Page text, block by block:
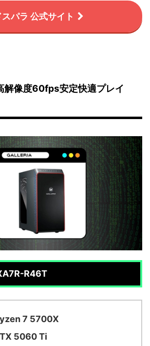
スパラ 公式サイト
解像度60fps安定快適プレイ
R46T
7 5700X
5060 Ti